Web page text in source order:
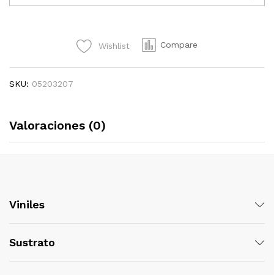
quantity
Wishlist Compare
SKU: 05203207
Valoraciones (0)
Viniles
Sustrato